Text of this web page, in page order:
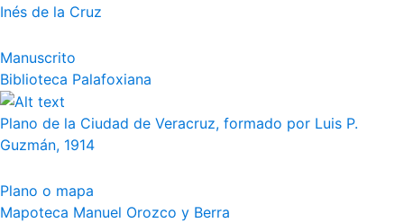
Inés de la Cruz
Manuscrito
Biblioteca Palafoxiana
Plano de la Ciudad de Veracruz, formado por Luis P.
Guzmán, 1914
Plano o mapa
Mapoteca Manuel Orozco y Berra